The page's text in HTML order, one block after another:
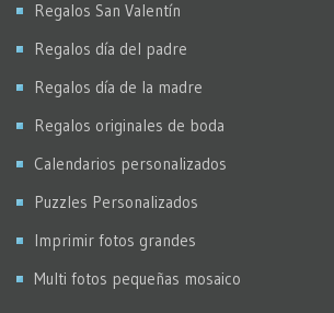
Regalos San Valentín
Regalos día del padre
Regalos día de la madre
Regalos originales de boda
Calendarios personalizados
Puzzles Personalizados
Imprimir fotos grandes
Multi fotos pequeñas mosaico